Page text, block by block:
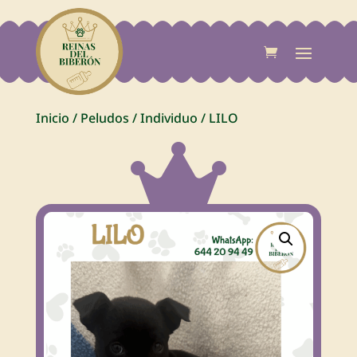
Inicio / Peludos /Individuo / LILO
